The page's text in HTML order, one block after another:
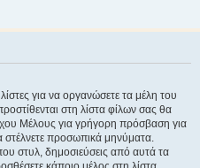
για να οργανώσετε τα μέλη του
στη λίστα φίλων σας θα
Μέλους για γρήγορη πρόσβαση για
στέλνετε προσωπικά μηνύματα.
στυλ, δημοσιεύσεις από αυτά τα